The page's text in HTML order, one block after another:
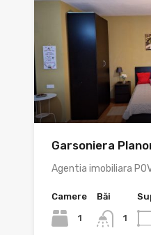
Garsoniera
Agentia imobiliara
Camere
1
Băi
1